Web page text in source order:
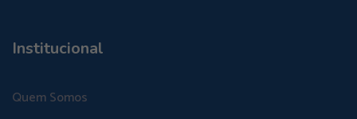
Institucional
Quem Somos